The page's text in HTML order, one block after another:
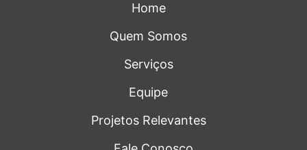
Home
Quem Somos
Serviços
Equipe
Projetos Relevantes